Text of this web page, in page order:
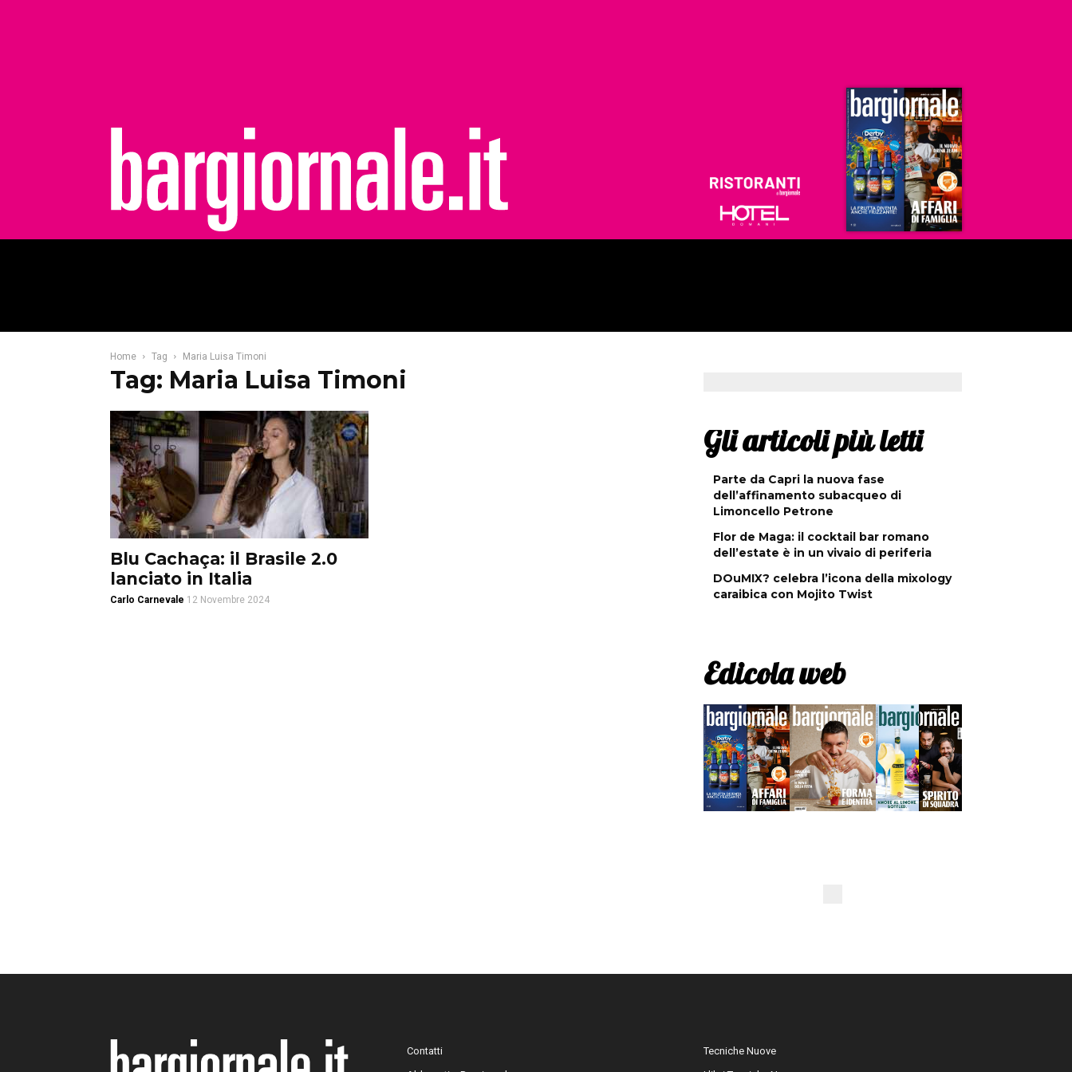
Ristoranti
Hoteldomani
Home Tag Maria Luisa Timoni
Tag: Maria Luisa Timoni
Blu Cachaça: il Brasile 2.0
lanciato in Italia
Carlo Carnevale 12 Novembre 2024
Gli articoli più letti
Parte da Capri la nuova fase
dell’affinamento subacqueo di
Limoncello Petrone
Flor de Maga: il cocktail bar romano
dell’estate è in un vivaio di periferia
DOuMIX? celebra l’icona della mixology
caraibica con Mojito Twist
Edicola web
Contatti
Tecniche Nuove